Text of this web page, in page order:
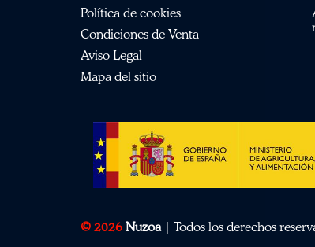
Política de cookies
Condiciones de Venta
Aviso Legal
Mapa del sitio
AEMPS
© 2026 Nuzoa | Todos los derechos